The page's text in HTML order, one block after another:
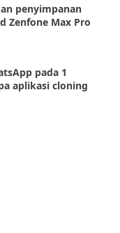
penyimpanan
Zenfone Max Pro
pada 1
aplikasi cloning